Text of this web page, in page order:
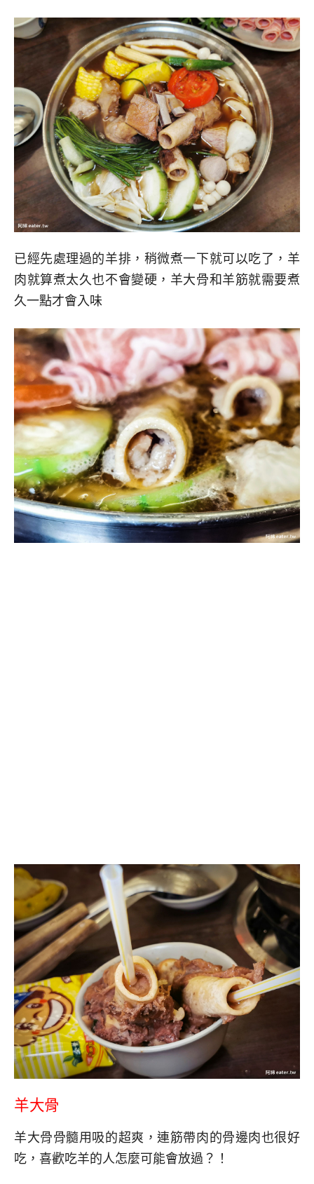
已經先處理過的羊排，稍微煮一下就可以吃了，羊
肉就算煮太久也不會變硬，羊大骨和羊筋就需要煮
久一點才會入味
羊大骨
羊大骨骨髓用吸的超爽，連筋帶肉的骨邊肉也很好
吃，喜歡吃羊的人怎麼可能會放過？！